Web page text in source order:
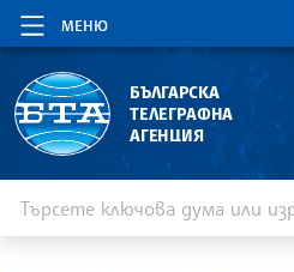
МЕНЮ
БЪЛГАРСКА
ТЕЛЕГРАФНА
АГЕНЦИЯ